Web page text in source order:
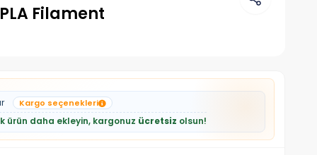
Filament
Kargo seçenekleri
ürün daha ekleyin, kargonuz ücretsiz olsun!